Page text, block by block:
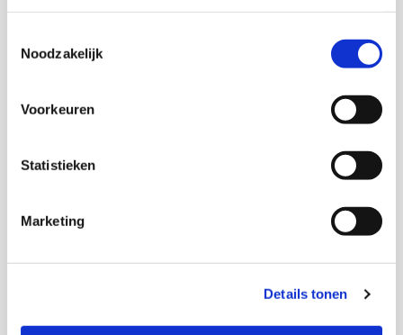
Noodzakelijk
Voorkeuren
Statistieken
Marketing
Details tonen